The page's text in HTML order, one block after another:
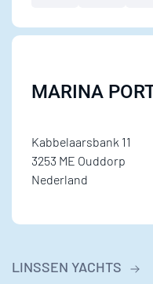
MARINA
Kabbelaarsbank 11
3253 ME Ouddorp
Nederland
LINSSEN YACHTS